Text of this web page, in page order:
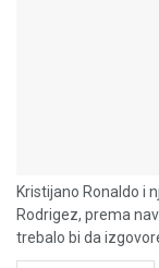
Kristijano Ronaldo i
Rodrigez, prema
trebalo bi da